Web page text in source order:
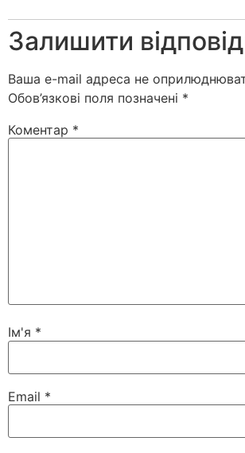
Залишити
Ваша e-mail адреса не
Обов’язкові поля позначені *
Коментар *
Ім'я *
Email *